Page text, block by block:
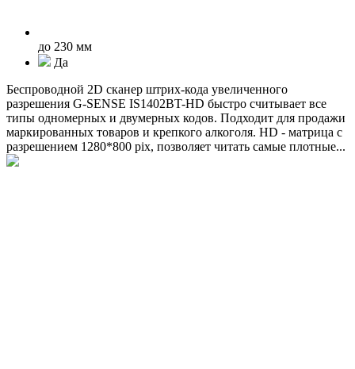
до 230 мм
Да
Беспроводной 2D сканер штрих-кода увеличенного
разрешения G-SENSE IS1402BT-HD быстро считывает все
типы одномерных и двумерных кодов. Подходит для продажи
маркированных товаров и крепкого алкоголя. HD - матрица с
разрешением 1280*800 pix, позволяет читать самые плотные...